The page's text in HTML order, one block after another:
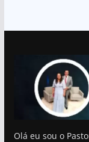
Olá eu sou o